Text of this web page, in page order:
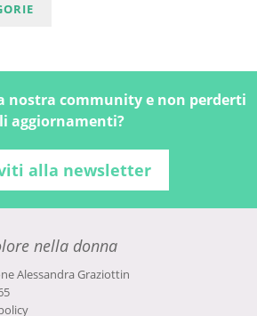
nostra community e non perderti
aggiornamenti?
alla newsletter
nella donna
Alessandra Graziottin